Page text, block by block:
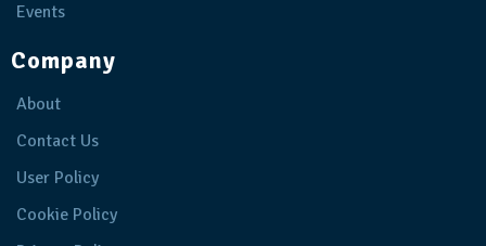
Events
Company
About
Contact Us
User Policy
Cookie Policy